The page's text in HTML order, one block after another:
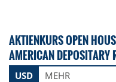
AKTIENKURS OPEN
AMERICAN DEPOSITARY
USD MEHR